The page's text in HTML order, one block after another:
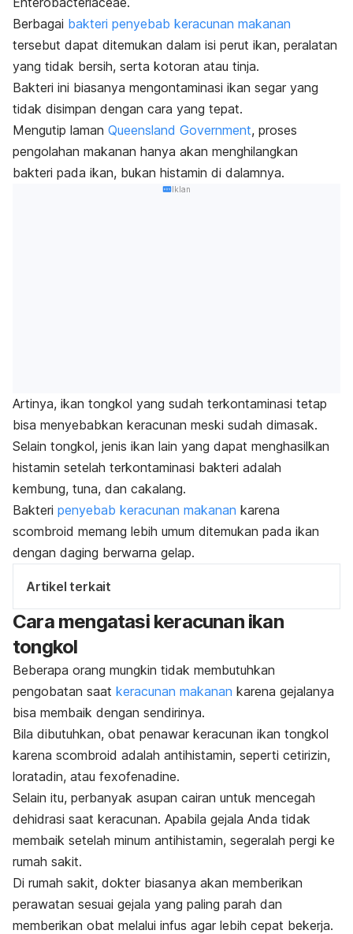
Berbagai bakteri penyebab keracunan makanan
tersebut dapat ditemukan dalam isi perut ikan, peralatan
yang tidak bersih, serta kotoran atau tinja.
Bakteri ini biasanya mengontaminasi ikan segar yang
tidak disimpan dengan cara yang tepat.
Mengutip laman Queensland Government, proses
pengolahan makanan hanya akan menghilangkan
bakteri pada ikan, bukan histamin di dalamnya.
Iklan
Artinya, ikan tongkol yang sudah terkontaminasi tetap
bisa menyebabkan keracunan meski sudah dimasak.
Selain tongkol, jenis ikan lain yang dapat menghasilkan
histamin setelah terkontaminasi bakteri adalah
kembung, tuna, dan cakalang.
Bakteri penyebab keracunan makanan karena
scombroid memang lebih umum ditemukan pada ikan
dengan daging berwarna gelap.
Artikel terkait
Cara mengatasi keracunan ikan
tongkol
Beberapa orang mungkin tidak membutuhkan
pengobatan saat keracunan makanan karena gejalanya
bisa membaik dengan sendirinya.
Bila dibutuhkan, obat penawar keracunan ikan tongkol
karena scombroid adalah antihistamin, seperti cetirizin,
loratadin, atau fexofenadine.
Selain itu, perbanyak asupan cairan untuk mencegah
dehidrasi saat keracunan. Apabila gejala Anda tidak
membaik setelah minum antihistamin, segeralah pergi ke
rumah sakit.
Di rumah sakit, dokter biasanya akan memberikan
perawatan sesuai gejala yang paling parah dan
memberikan obat melalui infus agar lebih cepat bekerja.